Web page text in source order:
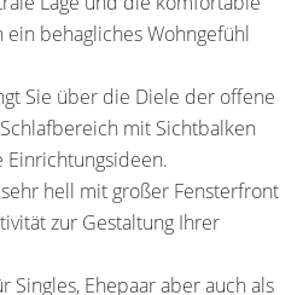
behagliches Wohngefühl
Sie über die Diele der offene
mit Sichtbalken
Einrichtungsideen.
hell mit großer Fensterfront
zur Gestaltung Ihrer
Singles, Ehepaar aber auch als